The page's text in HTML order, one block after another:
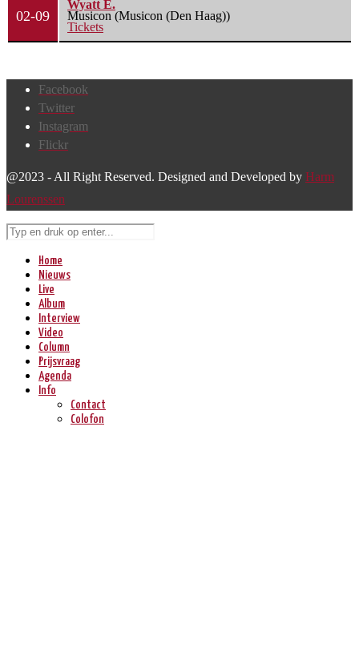
02-09
Wyatt E.
Musicon (Musicon (Den Haag))
Tickets
Facebook
Twitter
Instagram
Flickr
@2023 - All Right Reserved. Designed and Developed by Harm
Lourenssen
Home
Nieuws
Live
Album
Interview
Video
Column
Prijsvraag
Agenda
Info
Contact
Colofon